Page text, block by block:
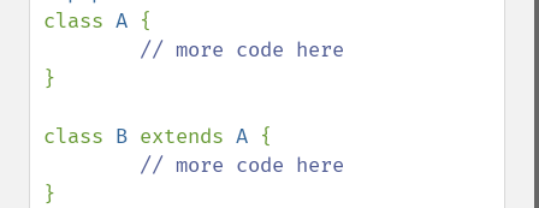
class A {
}
class B extends A {
}